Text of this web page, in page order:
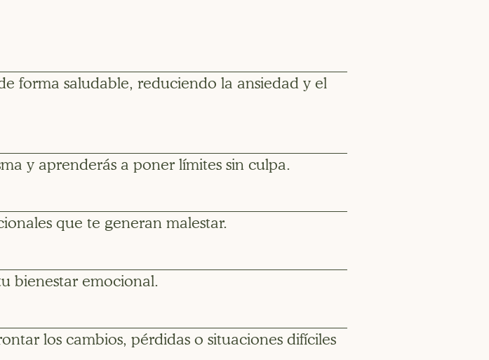
forma saludable, reduciendo la ansiedad y el
y aprenderás a poner límites sin culpa.
que te generan malestar.
bienestar emocional.
los cambios, pérdidas o situaciones difíciles